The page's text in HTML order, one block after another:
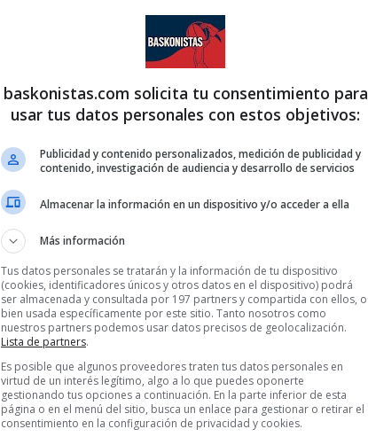
baskonistas.com solicita tu consentimiento para
usar tus datos personales con estos objetivos:
Publicidad y contenido personalizados, medición de publicidad y
contenido, investigación de audiencia y desarrollo de servicios
Almacenar la información en un dispositivo y/o acceder a ella
Más información
Tus datos personales se tratarán y la información de tu dispositivo
(cookies, identificadores únicos y otros datos en el dispositivo) podrá
ser almacenada y consultada por 197 partners y compartida con ellos, o
bien usada específicamente por este sitio. Tanto nosotros como
nuestros partners podemos usar datos precisos de geolocalización.
Lista de partners.
Es posible que algunos proveedores traten tus datos personales en
virtud de un interés legítimo, algo a lo que puedes oponerte
gestionando tus opciones a continuación. En la parte inferior de esta
página o en el menú del sitio, busca un enlace para gestionar o retirar el
consentimiento en la configuración de privacidad y cookies.